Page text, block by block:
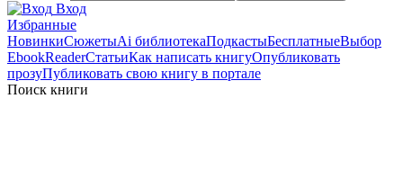
Вход
Избранные
НовинкиСюжетыAi библиотекаПодкастыБесплатныеВыбор
EbookReaderСтатьиКак написать книгуОпубликовать
прозуПубликовать свою книгу в портале
Поиск книги